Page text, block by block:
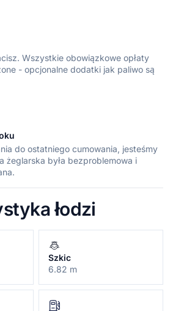
Wszystkie obowiązkowe opłaty
- opcjonalne dodatki jak paliwo są
do ostatniego cumowania, jesteśmy
żeglarska była bezproblemowa i
łodzi
Szkic
6.82 m